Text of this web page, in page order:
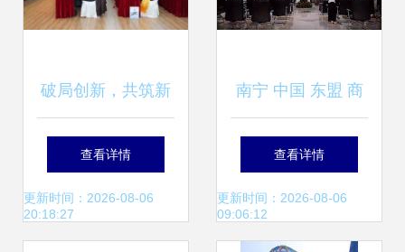
破局创新，共筑新
生态——西藏商品
交易中心藏久汇直
查看详情
更新时间：2026-08-06
20:18:27
南宁 中国 东盟 商
品交易所西北交易
中心挂牌
查看详情
更新时间：2026-08-06
09:06:12